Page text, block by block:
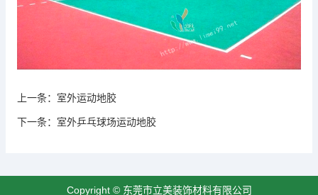
上一条： 室外运动地胶
下一条： 室外乒乓球场运动地胶
Copyright © 东莞市立美装饰材料有限公司